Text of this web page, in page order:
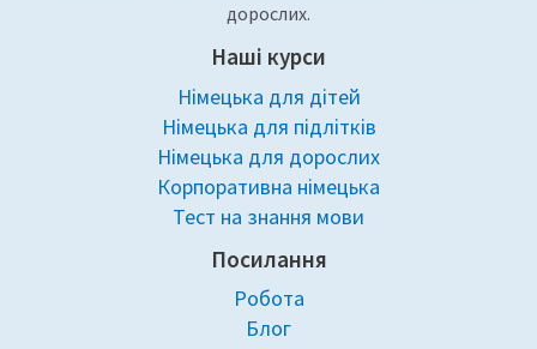
дорослих.
Наші курси
Німецька для дітей
Німецька для підлітків
Німецька для дорослих
Корпоративна німецька
Тест на знання мови
Посилання
Робота
Блог